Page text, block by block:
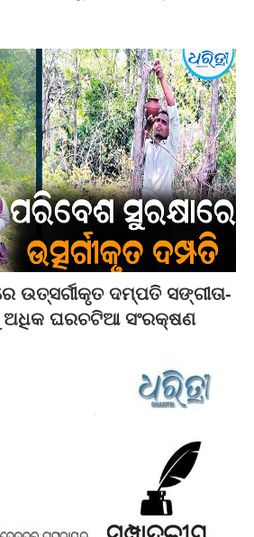
ଉତ୍ସର୍ଗୀକୃତ ଦମ୍ପତି ସଙ୍ଗୀତା-
ଘରଚଟିଆ ସଂରକ୍ଷଣ